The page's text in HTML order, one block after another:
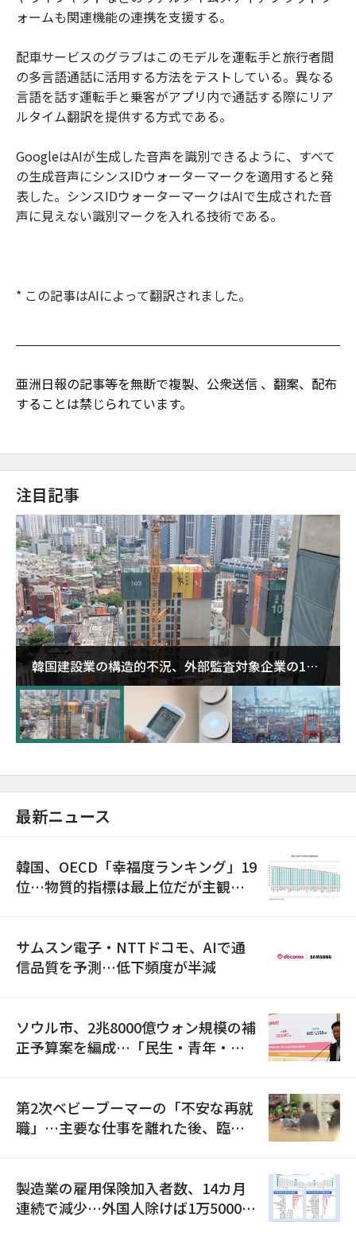
ォームも関連機能の連携を支援する。
配車サービスのグラブはこのモデルを運転手と旅行者間
の多言語通話に活用する方法をテストしている。異なる
言語を話す運転手と乗客がアプリ内で通話する際にリア
ルタイム翻訳を提供する方式である。
GoogleはAIが生成した音声を識別できるように、すべて
の生成音声にシンスIDウォーターマークを適用すると発
表した。シンスIDウォーターマークはAIで生成された音
声に見えない識別マークを入れる技術である。
* この記事はAIによって翻訳されました。
亜洲日報の記事等を無断で複製、公衆送信 、翻案、配布
することは禁じられています。
注目記事
韓国建設業の構造的不況、外部監査対象企業の1割
超が「ゾンビ企業」に…5年で2.8倍増
最新ニュース
韓国、OECD「幸福度ランキング」19
位…物質的指標は最上位だが主観的
サムスン電子・NTTドコモ、AIで通
信品質を予測…低下頻度が半減
ソウル市、2兆8000億ウォン規模の補
正予算案を編成…「民生・青年・安
第2次ベビーブーマーの「不安な再就
職」…主要な仕事を離れた後、臨時
製造業の雇用保険加入者数、14カ月
連続で減少…外国人除けば1万5000人